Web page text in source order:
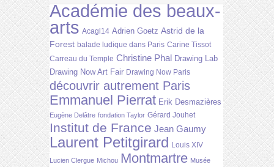
Académie des beaux-
arts Acagl14 Adrien Goetz Astrid de la
Forest balade ludique dans Paris Carine Tissot
Carreau du Temple Christine Phal Drawing Lab
Drawing Now Art Fair Drawing Now Paris
découvrir autrement Paris
Emmanuel Pierrat Erik Desmazières
Eugène Delâtre fondation Taylor Gérard Jouhet
Institut de France Jean Gaumy
Laurent Petitgirard Louis XIV
Lucien Clergue Michou Montmartre Musée